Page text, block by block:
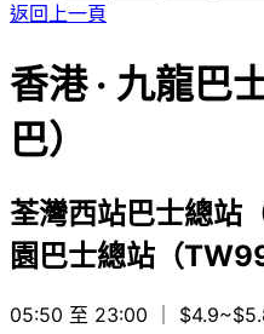
返回上一頁
香港· 九龍巴
巴）
荃灣西站巴士總站
園巴士總站（
05:50 至 23:00 ｜